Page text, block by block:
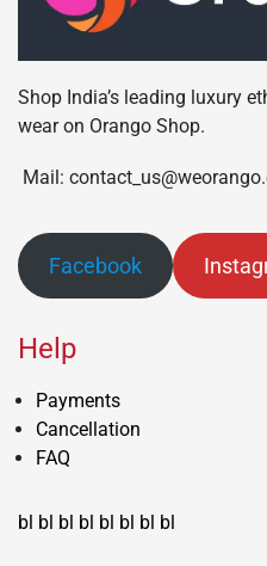
Shop India’s leading luxury
wear on Orango Shop.
Mail:
Facebook
Help
Payments
Cancellation
FAQ
bl bl bl bl bl bl bl bl